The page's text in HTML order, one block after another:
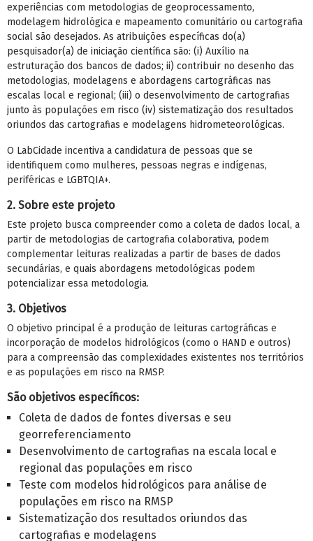
experiências com metodologias de geoprocessamento,
modelagem hidrológica e mapeamento comunitário ou cartografia
social são desejados. As atribuições específicas do(a)
pesquisador(a) de iniciação científica são: (i) Auxílio na
estruturação dos bancos de dados; ii) contribuir no desenho das
metodologias, modelagens e abordagens cartográficas nas
escalas local e regional; (iii) o desenvolvimento de cartografias
junto às populações em risco (iv) sistematização dos resultados
oriundos das cartografias e modelagens hidrometeorológicas.
O LabCidade incentiva a candidatura de pessoas que se
identifiquem como mulheres, pessoas negras e indígenas,
periféricas e LGBTQIA+.
2. Sobre este projeto
Este projeto busca compreender como a coleta de dados local, a
partir de metodologias de cartografia colaborativa, podem
complementar leituras realizadas a partir de bases de dados
secundárias, e quais abordagens metodológicas podem
potencializar essa metodologia.
3. Objetivos
O objetivo principal é a produção de leituras cartográficas e
incorporação de modelos hidrológicos (como o HAND e outros)
para a compreensão das complexidades existentes nos territórios
e as populações em risco na RMSP.
São objetivos específicos:
Coleta de dados de fontes diversas e seu
georreferenciamento
Desenvolvimento de cartografias na escala local e
regional das populações em risco
Teste com modelos hidrológicos para análise de
populações em risco na RMSP
Sistematização dos resultados oriundos das
cartografias e modelagens